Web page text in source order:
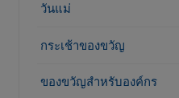
วันแม่
กระเช้าของขวัญ
ของขวัญสำหรับองค์กร